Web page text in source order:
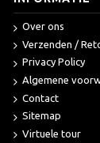
Over ons
Verzenden /
Privacy Policy
Algemene
Contact
Sitemap
Virtuele tour